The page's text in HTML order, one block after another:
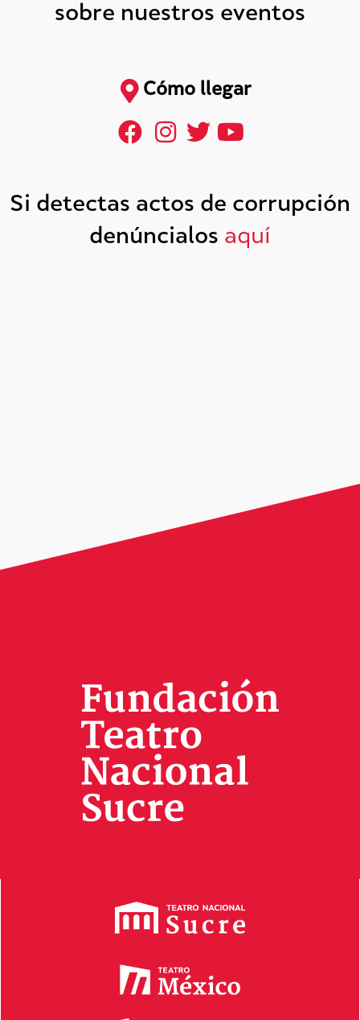
sobre nuestros eventos
Cómo llegar
Si detectas actos de corrupción
denúncialos aquí